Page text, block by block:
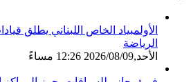
الأولمبياد الخاص اللبناني يطلق
الرياضة
الأحد,2026/08/09 12:26 مساءً